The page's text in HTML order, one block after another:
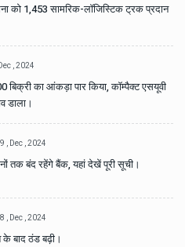
को 1,453 सामरिक-लॉजिस्टिक ट्रक प्रदान
, 2024
बिक्री का आंकड़ा पार किया, कॉम्पैक्ट एसयूवी
डाला।
, Dec , 2024
तक बंद रहेंगे बैंक, यहां देखें पूरी सूची।
, Dec , 2024
के बाद ठंड बढ़ी।